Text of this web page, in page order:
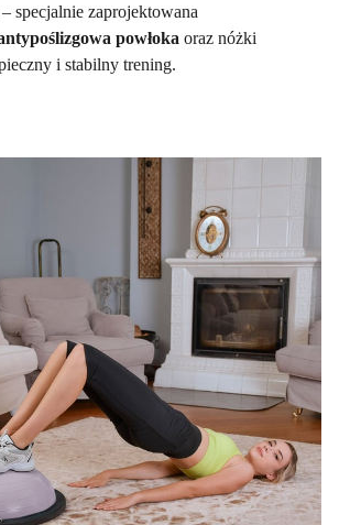
specjalnie zaprojektowana
powłoka oraz nóżki
i stabilny trening.